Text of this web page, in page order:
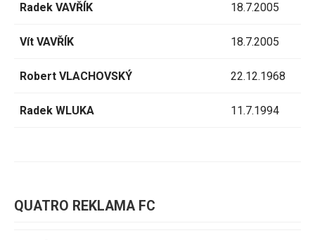
Radek VAVŘÍK 18.7.2005
Vít VAVŘÍK 18.7.2005
Robert VLACHOVSKÝ 22.12.1968
Radek WLUKA 11.7.1994
QUATRO REKLAMA FC